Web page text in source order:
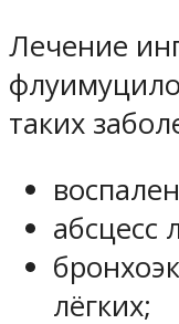
Лечение
таких
абсцесс
лёгких;